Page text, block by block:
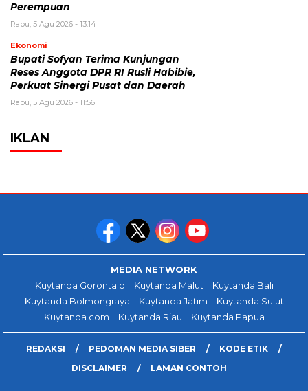
Perempuan
Rabu, 5 Agu 2026 - 13:14
Ekonomi
Bupati Sofyan Terima Kunjungan
Reses Anggota DPR RI Rusli Habibie,
Perkuat Sinergi Pusat dan Daerah
Rabu, 5 Agu 2026 - 11:56
IKLAN
MEDIA NETWORK
Kuytanda Gorontalo
Kuytanda Malut
Kuytanda Bali
Kuytanda Bolmongraya
Kuytanda Jatim
Kuytanda Sulut
Kuytanda.com
Kuytanda Riau Kuytanda Papua
REDAKSI PEDOMAN MEDIA SIBER
KODE ETIK
DISCLAIMER
LAMAN CONTOH